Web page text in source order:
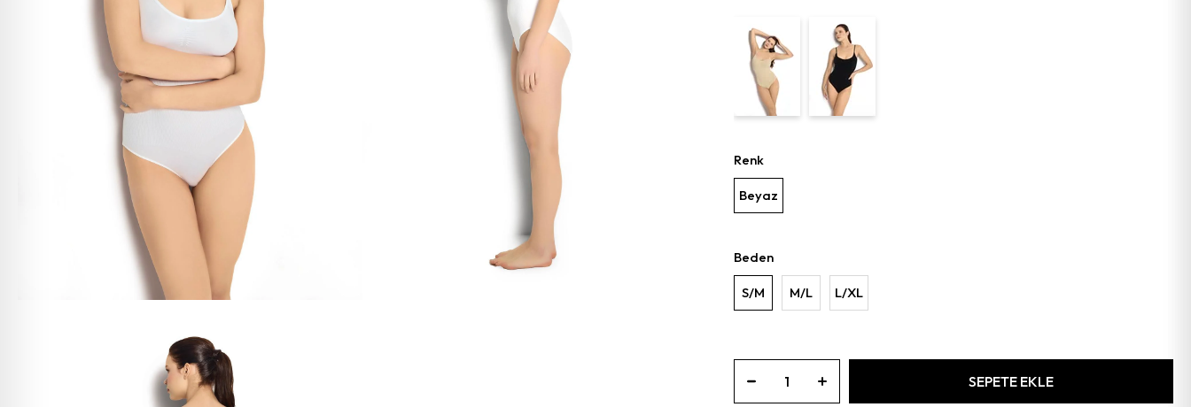
Renk
Beyaz
Beden
S/M M/L L/XL